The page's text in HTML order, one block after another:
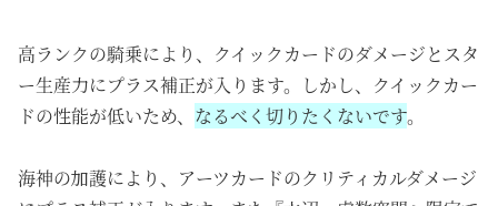
高ランクの騎乗により、クイックカードのダメージとスタ
ー生産力にプラス補正が入ります。しかし、クイックカー
ドの性能が低いため、 なるべく切りたくないです。
海神の加護により、アーツカードのクリティカルダメージ